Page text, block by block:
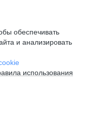
обеспечивать
и анализировать
использования